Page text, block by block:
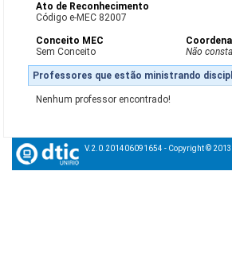
Ato de Reconhecimento
Código e-MEC 82007
Conceito MEC
Sem Conceito
Não
Professores que estão ministrando
Nenhum professor encontrado!
V.2.0.201406091654 - Copyright ©